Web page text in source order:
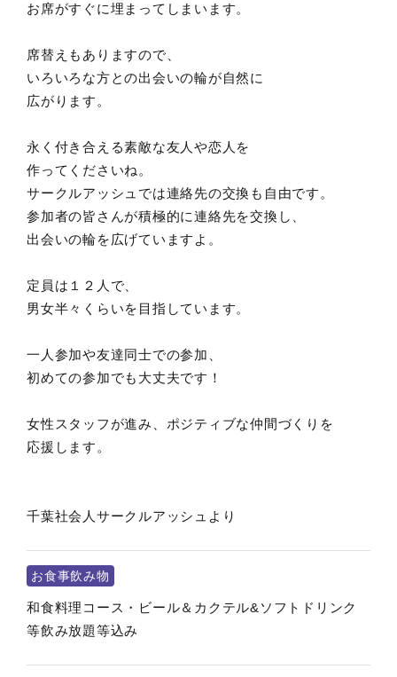
お席がすぐに埋まってしまいます。
席替えもありますので、
いろいろな方との出会いの輪が自然に
広がります。
永く付き合える素敵な友人や恋人を
作ってくださいね。
サークルアッシュでは連絡先の交換も自由です。
参加者の皆さんが積極的に連絡先を交換し、
出会いの輪を広げていますよ。
定員は１２人で、
男女半々くらいを目指しています。
一人参加や友達同士での参加、
初めての参加でも大丈夫です！
女性スタッフが進み、ポジティブな仲間づくりを
応援します。
千葉社会人サークルアッシュより
お食事飲み物
和食料理コース・ビール＆カクテル&ソフトドリンク
等飲み放題等込み